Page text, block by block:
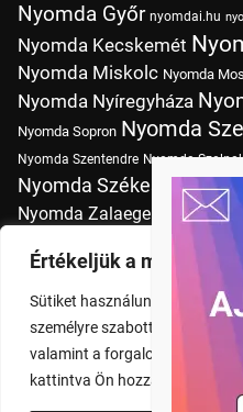
Értékeljük a magánéletét
Sütiket használunk a
személyre szabott hirdetések
valamint a forgalom
kattintva Ön hozzájárul a
Nyomda Győr nyomdai.hu
Nyomda Kecskemét
Nyomda Miskolc Nyomda
Nyomda Nyíregyháza
Nyomda Sopron Nyomda
Nyomda Szentendre Nyomda
Nyomda Székesfehérvár
Nyomda Zalaegerszeg
Nyomtatás
Pólónyomtatás Budapesten
Tudásbázis